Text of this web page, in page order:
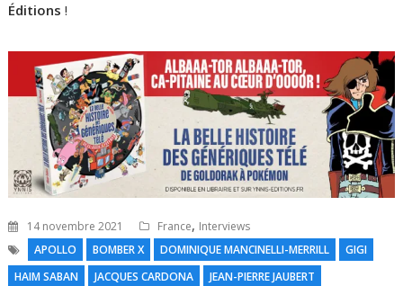
Éditions !
14 novembre 2021 France, Interviews
APOLLO
BOMBER X DOMINIQUE MANCINELLI-MERRILL
GIGI
HAIM SABAN
JACQUES CARDONA
JEAN-PIERRE JAUBERT